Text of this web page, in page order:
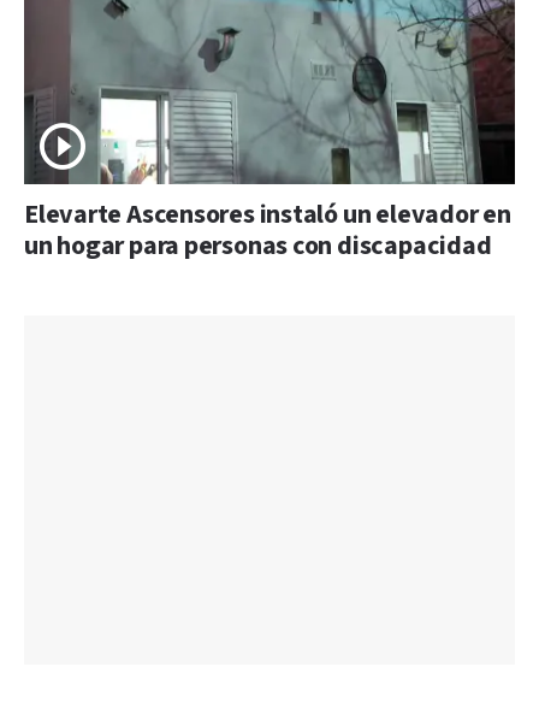
Elevarte Ascensores instaló un elevador en
un hogar para personas con discapacidad